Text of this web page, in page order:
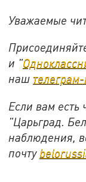
Уважаемые
и "
наш
Если вам есть
"Царьград.
наблюдения,
почту